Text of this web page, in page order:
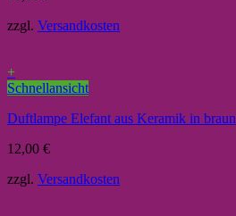
zzgl. Versandkosten
+
Schnellansicht
Duftlampe Elefant aus Keramik in braun
12,00 €
zzgl. Versandkosten